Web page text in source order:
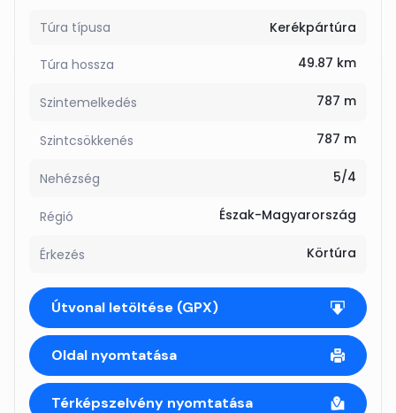
Túra típusa Kerékpártúra
Túra hossza 49.87 km
Szintemelkedés 787 m
Szintcsökkenés 787 m
Nehézség 5/4
Régió Észak-Magyarország
Érkezés Körtúra
Útvonal letöltése (GPX)
Oldal nyomtatása
Térképszelvény nyomtatása